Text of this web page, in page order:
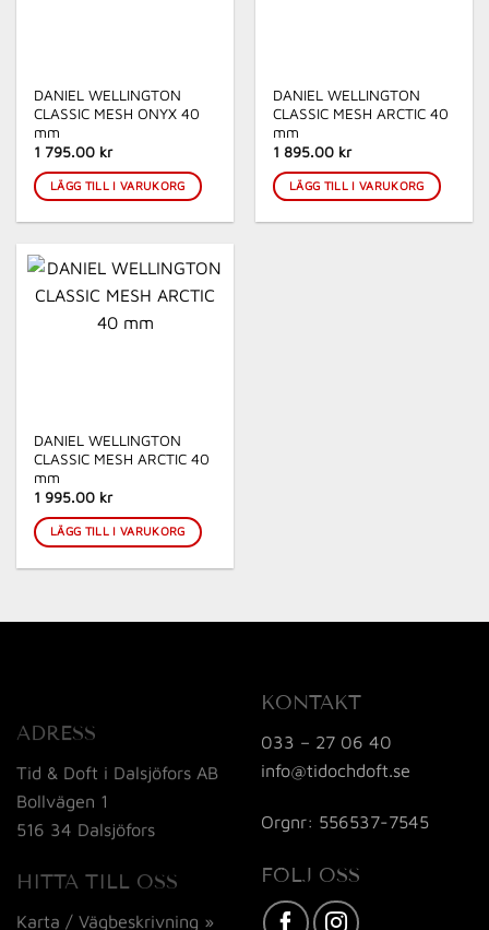
DANIEL WELLINGTON
CLASSIC MESH ONYX 40
mm
1 795.00 kr
LÄGG TILL I VARUKORG
DANIEL WELLINGTON
CLASSIC MESH ARCTIC 40
mm
1 895.00 kr
LÄGG TILL I VARUKORG
DANIEL WELLINGTON
CLASSIC MESH ARCTIC 40
mm
1 995.00 kr
LÄGG TILL I VARUKORG
ADRESS
Tid & Doft i Dalsjöfors AB
Bollvägen 1
516 34 Dalsjöfors
HITTA TILL OSS
Karta / Vägbeskrivning »
KONTAKT
033 – 27 06 40
info@tidochdoft.se
Orgnr: 556537-7545
FÖLJ OSS